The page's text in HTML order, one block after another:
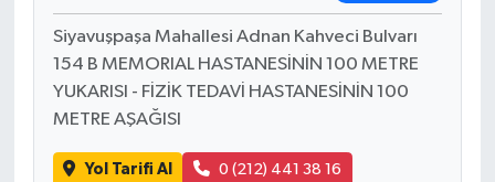
Siyavuşpaşa Mahallesi Adnan Kahveci Bulvarı
154 B MEMORIAL HASTANESİNİN 100 METRE
YUKARISI - FİZİK TEDAVİ HASTANESİNİN 100
METRE AŞAĞISI
Yol Tarifi Al 0 (212) 441 38 16